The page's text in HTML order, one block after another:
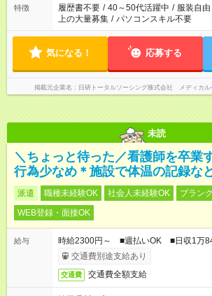
ません
特徴 履歴書不要 / 40～50代活躍中 / 服装自由
上の大量募集 / パソコンスキル不要
気になる！ 応募する
掲載元企業名 日研トータルソーシング株式会社 メディカ
未読
＼ちょっと待った／看護師を卒業
行為少なめ＊施設で体温の記録な
派遣 職種未経験OK 社会人未経験OK
ブラン
WEB登録・面接OK
給与
時給2300円～ ■週払いOK ■日収1万
交通費別途支給あり
交通費 交通費全額支給